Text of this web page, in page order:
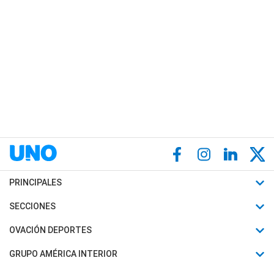
PRINCIPALES
Últimas Noticias
Política
SECCIONES
Horóscopo
Motores
OVACIÓN DEPORTES
Fútbol
GRUPO AMÉRICA INTERIOR